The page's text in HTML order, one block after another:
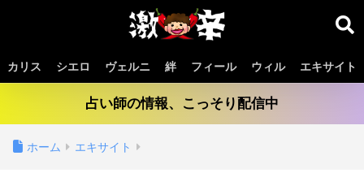
カリス シエロ ヴェルニ 絆 フィール ウィル エキサイト
占い師の情報、こっそり配信中
ホーム エキサイト